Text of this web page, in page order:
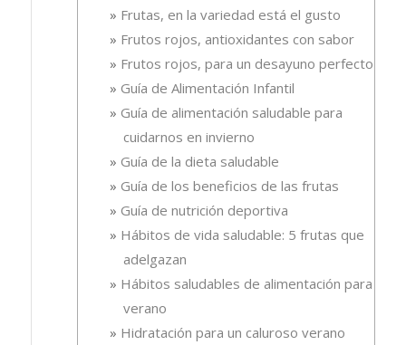
Frutas, en la variedad está el gusto
Frutos rojos, antioxidantes con sabor
Frutos rojos, para un desayuno perfecto
Guía de Alimentación Infantil
Guía de alimentación saludable para
cuidarnos en invierno
Guía de la dieta saludable
Guía de los beneficios de las frutas
Guía de nutrición deportiva
Hábitos de vida saludable: 5 frutas que
adelgazan
Hábitos saludables de alimentación para el
verano
Hidratación para un caluroso verano